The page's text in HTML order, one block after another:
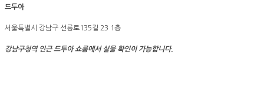
드투아
서울특별시 강남구 선릉로135길 23 1층
강남구청역 인근 드투아 쇼룸에서 실물 확인이 가능합니다.